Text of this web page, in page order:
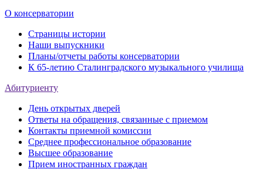
О консерватории
Страницы истории
Наши выпускники
Планы/отчеты работы консерватории
К 65-летию Сталинградского музыкального училища
Абитуриенту
День открытых дверей
Ответы на обращения, связанные с приемом
Контакты приемной комиссии
Среднее профессиональное образование
Высшее образование
Прием иностранных граждан